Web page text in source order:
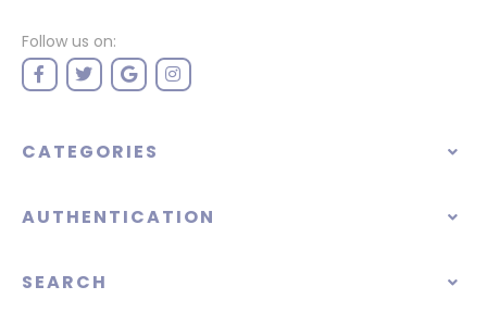
Follow us on:
CATEGORIES
AUTHENTICATION
SEARCH